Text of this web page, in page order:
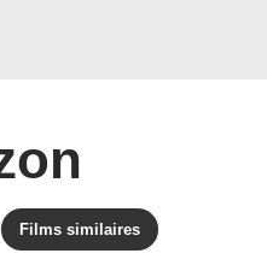
Films similaires